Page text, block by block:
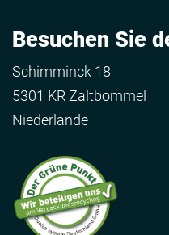
Besuchen Sie
Schimminck 18
5301 KR Zaltbommel
Niederlande